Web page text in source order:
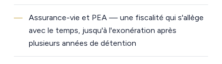
Assurance-vie et PEA — une fiscalité qui s'allège
avec le temps, jusqu'à l'exonération après
plusieurs années de détention